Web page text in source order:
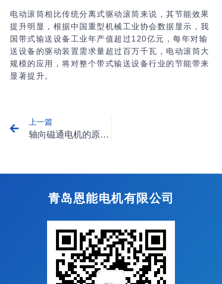
电动滚筒相比传统分离式驱动滚筒来说，其节能效果
提升明显，根据中国重型机械工业协会数据显示，我
国带式输送设备工业年产值超过120亿元，每年对输
送设备的驱动装置需求量超过百万千瓦，电动滚筒大
规模的应用，将对整个带式输送设备行业的节能带来
显著提升。
上一篇
轴向磁通电机的原理和优势
青岛恩能电机有限公司